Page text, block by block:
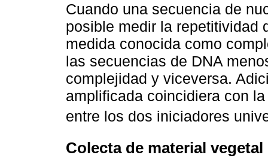
Cuando una secuencia de
posible medir la repetitividad
medida conocida como
las secuencias de DNA
complejidad y viceversa.
amplificada coincidiera con
entre los dos iniciadores
Colecta de material vegetal